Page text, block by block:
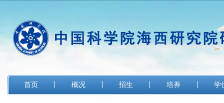
首页 概况 招生 培养 学